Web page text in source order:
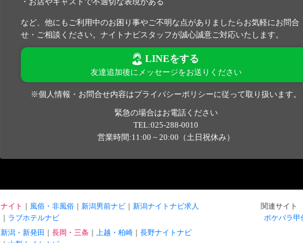
など、他にもご利用中のお困り事やご不明な点がありましたらお気軽にお問合
せ・ご相談ください。ナイトナビスタッフが誠心誠意ご対応いたします。
LINEをする
友達追加後にメッセージをお送りください
※個人情報・お問合せ内容はプライバシーポリシーに従って取り扱います。
緊急の場合はお電話ください
TEL:025-288-0010
営業時間:11:00 ~ 20:00（土日祝休み）
ナイト 風俗・非風俗 新潟男前ナビ
新潟ナイトナビ求人
ラブホテルナビ
新潟・新発田
長岡・三条 上越・柏崎
長野ナイトナビ
関連サイト
ポケパラ甲